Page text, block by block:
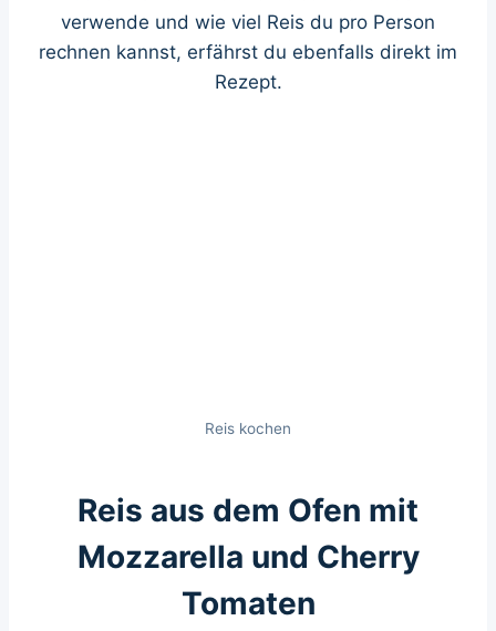
verwende und wie viel Reis du pro Person
rechnen kannst, erfährst du ebenfalls direkt im
Rezept.
Reis kochen
Reis aus dem Ofen mit
Mozzarella und Cherry
Tomaten